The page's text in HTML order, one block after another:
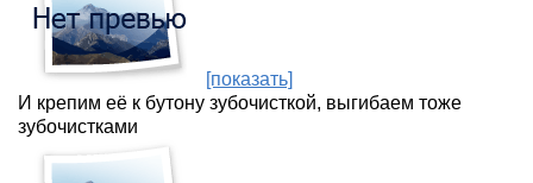
[показать]
И крепим её к бутону зубочисткой, выгибаем тоже
зубочистками